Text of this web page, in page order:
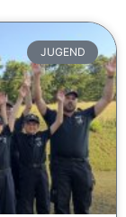
JUGEND